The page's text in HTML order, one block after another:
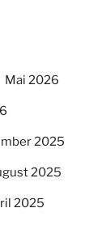
Mai 2026
2025
2025
2025